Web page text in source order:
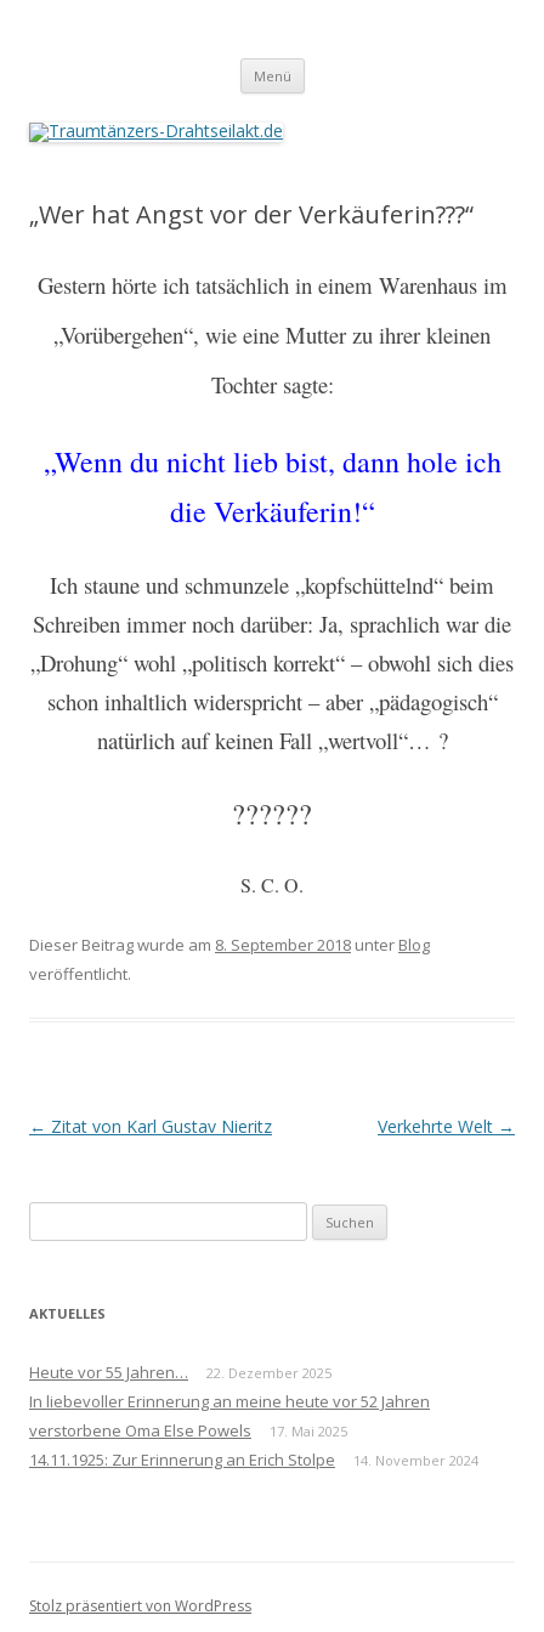
Menü Springe
Inhalt
„Wer hat Angst vor der Verkäuferin???“
Gestern hörte ich tatsächlich in einem Warenhaus im
„Vorübergehen“, wie eine Mutter zu ihrer kleinen
Tochter sagte:
„Wenn du nicht lieb bist, dann hole ich
die Verkäuferin!“
Ich staune und schmunzele „kopfschüttelnd“ beim
Schreiben immer noch darüber: Ja, sprachlich war die
„Drohung“ wohl „politisch korrekt“ – obwohl sich dies
schon inhaltlich widerspricht –aber „pädagogisch“
natürlich auf keinen Fall „wertvoll“… ?
??????
S. C. O.
Dieser Beitrag wurde am 8. September 2018 unter Blog
veröffentlicht.
Beitrags-
← Zitat von Karl Gustav Nieritz Verkehrte Welt →
nach:
AKTUELLES
Heute vor 55 Jahren… 22. Dezember 2025
In liebevoller Erinnerung an meine heute vor 52 Jahren
verstorbene Oma Else Powels
17. Mai 2025
14.11.1925: Zur Erinnerung an Erich Stolpe 14. November 2024
Stolz präsentiert von WordPress